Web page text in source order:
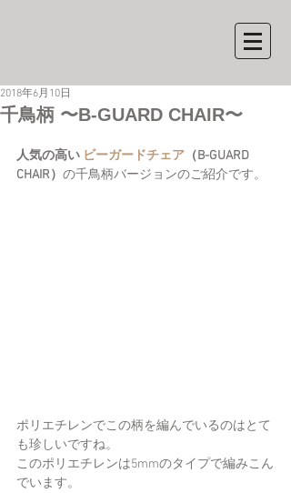
千鳥柄 〜B-GUARD CHAIR〜
2018年6月10日
人気の高い ビーガードチェア （B-GUARD
CHAIR） の千鳥柄バージョンのご紹介です。
ポリエチレンでこの柄を編んでいるのはとて
も珍しいですね。
このポリエチレンは5mmのタイプで編みこん
でいます。